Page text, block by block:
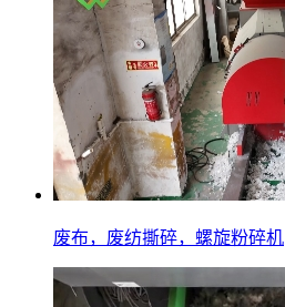
废布，废纺撕碎，螺旋粉碎机